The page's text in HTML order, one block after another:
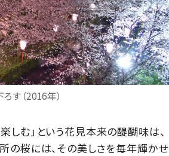
す（2016年）
む」という花見本来の醍醐味は、
の桜には、その美しさを毎年輝かせ